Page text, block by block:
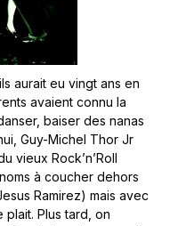
aurait eu vingt ans en
avaient connu la
baiser des nanas
Guy-Michel Thor Jr
vieux Rock’n’Roll
à coucher dehors
Ramirez) mais avec
plait. Plus tard, on